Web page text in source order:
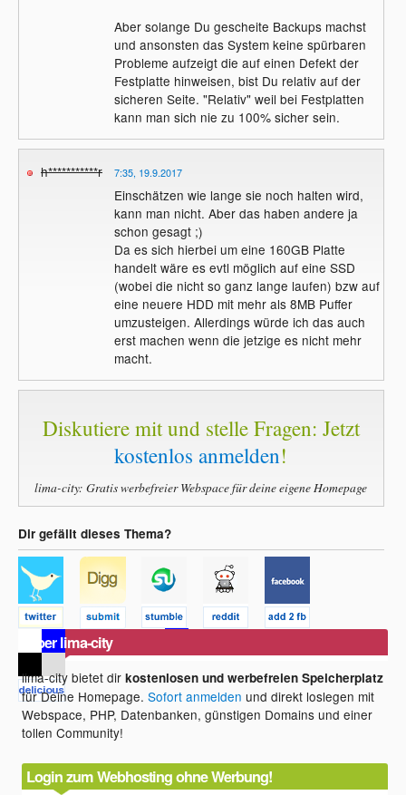
Aber solange Du gescheite Backups machst
und ansonsten das System keine spürbaren
Probleme aufzeigt die auf einen Defekt der
Festplatte hinweisen, bist Du relativ auf der
sicheren Seite. "Relativ" weil bei Festplatten
kann man sich nie zu 100% sicher sein.
h***********r 7:35, 19.9.2017
Einschätzen wie lange sie noch halten wird,
kann man nicht. Aber das haben andere ja
schon gesagt ;)
Da es sich hierbei um eine 160GB Platte
handelt wäre es evtl möglich auf eine SSD
(wobei die nicht so ganz lange laufen) bzw auf
eine neuere HDD mit mehr als 8MB Puffer
umzusteigen. Allerdings würde ich das auch
erst machen wenn die jetzige es nicht mehr
macht.
Diskutiere mit und stelle Fragen: Jetzt
kostenlos anmelden!
lima-city: Gratis werbefreier Webspace für deine eigene Homepage
Dir gefällt dieses Thema?
Über lima-city
lima-city bietet dirkostenlosen und werbefreien Speicherplatz
für Deine Homepage.Sofort anmelden und direkt loslegen mit
Webspace, PHP, Datenbanken, günstigen Domains und einer
tollen Community!
Login zum Webhosting ohne Werbung!